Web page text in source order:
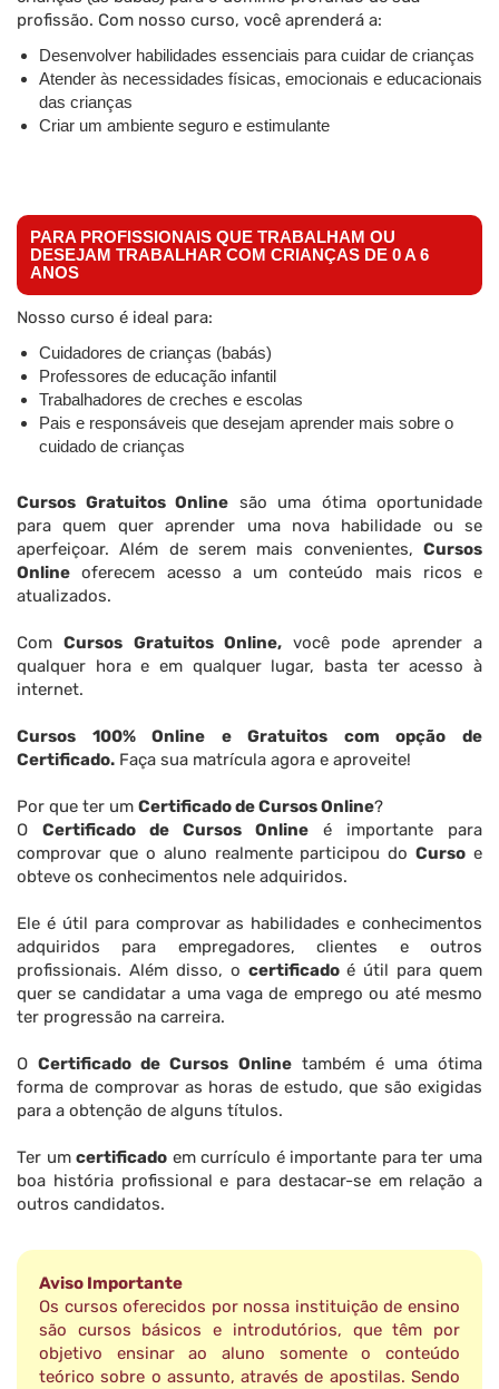
profissão. Com nosso curso, você aprenderá a:
Desenvolver habilidades essenciais para cuidar de crianças
Atender às necessidades físicas, emocionais e educacionais
das crianças
Criar um ambiente seguro e estimulante
PARA PROFISSIONAIS QUE TRABALHAM OU
DESEJAM TRABALHAR COM CRIANÇAS DE 0 A 6
ANOS
Nosso curso é ideal para:
Cuidadores de crianças (babás)
Professores de educação infantil
Trabalhadores de creches e escolas
Pais e responsáveis que desejam aprender mais sobre o
cuidado de crianças
Cursos Gratuitos Online são uma ótima oportunidade
para quem quer aprender uma nova habilidade ou se
aperfeiçoar. Além de serem mais convenientes, Cursos
Online oferecem acesso a um conteúdo mais ricos e
atualizados.
ComCursos Gratuitos Online,você pode aprender a
qualquer hora e em qualquer lugar, basta ter acesso à
internet.
Cursos 100% Online e Gratuitos com opção de
Certificado. Faça sua matrícula agora e aproveite!
Por que ter um Certificado de Cursos Online?
O Certificado de Cursos Online é importante para
comprovar que o aluno realmente participou doCurso e
obteve os conhecimentos nele adquiridos.
Ele é útil para comprovar as habilidades e conhecimentos
adquiridos para empregadores, clientes e outros
profissionais. Além disso, o certificadoé útil para quem
quer se candidatar a uma vaga de emprego ou até mesmo
ter progressão na carreira.
OCertificado de Cursos Onlinetambém é uma ótima
forma de comprovar as horas de estudo, que são exigidas
para a obtenção de alguns títulos.
Ter umcertificado em currículo é importante para ter uma
boa história profissional e para destacar-se em relação a
outros candidatos.
Aviso Importante
Os cursos oferecidos por nossa instituição de ensino
são cursos básicos e introdutórios, que têm por
objetivo ensinar ao aluno somente o conteúdo
teórico sobre o assunto, através de apostilas. Sendo